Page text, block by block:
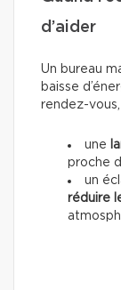
d’aider
Un bureau
baisse
rendez-
une
proche
un
réduire